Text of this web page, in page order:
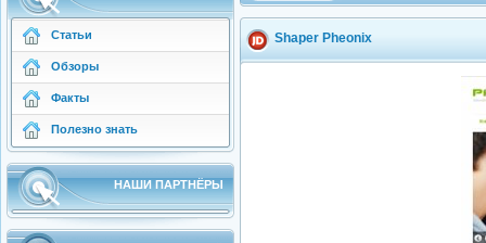
Статьи
Обзоры
Факты
Полезно знать
НАШИ ПАРТНЁРЫ
Shaper Pheonix